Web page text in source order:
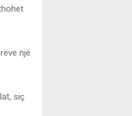
një
siç